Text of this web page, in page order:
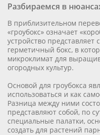
Разбираемся в
В приблизительном
«гроубокс» означает
устройство представляет
герметичный бокс, в
микроклимат для
огородных культур.
Основой для гроубокса
использоваться и как
Разница между ними
представляют собой, по
специальные палатки,
создать для растений